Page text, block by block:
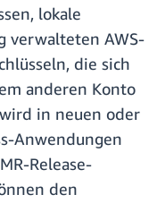
lokale
verwalteten AWS-
die sich
anderen Konto
in neuen oder
Anwendungen
Release-
den